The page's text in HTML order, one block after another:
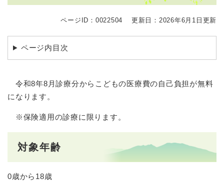
n
s
ページID：0022504 更新日：2026年6月1日更新
ページ内目次
令和8年8月診療分からこどもの医療費の自己負担が無料
になります。
※保険適用の診療に限ります。
対象年齢
0歳から18歳